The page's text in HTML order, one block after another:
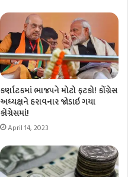
કર્ણાટકમાં ભાજપને મોટો ફટકો! કોંગ્રેસ
અધ્યક્ષને હરાવનાર જોડાઇ ગયા
કોંગ્રેસમાં!
April 14, 2023